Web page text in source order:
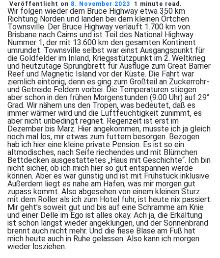
Veröffentlicht on 8. November 2023 1 minute read.
Wir folgen wieder dem Bruce Highway etwa 350 km
Richtung Norden und landen bei dem kleinen Örtchen
Townsville. Der Bruce Highway verläuft 1.700 km von
Brisbane nach Cairns und ist Teil des National Highway
Nummer 1, der mit 13.600 km den gesamten Kontinent
umrundet. Townsville selbst war einst Ausgangspunkt für
die Goldfelder im Inland, Kriegsstützpunkt im 2. Weltkrieg
und heutzutage Sprungbrett für Ausflüge zum Great Barrier
Reef und Magnetic Island vor der Küste. Die Fahrt war
ziemlich eintönig, denn es ging zum Großteil an Zuckerrohr-
und Getreide Feldern vorbei. Die Temperaturen stiegen
aber schon in den frühen Morgenstunden (9.00 Uhr) auf 29°
Grad. Wir nähern uns den Tropen, was bedeutet, daß es
immer wärmer wird und die Luftfeuchtigkeit zunimmt, es
aber nicht unbedingt regnet. Regenzeit ist erst im
Dezember bis März. Hier angekommen, musste ich ja gleich
noch mal los, mir etwas zum futtern besorgen. Bezogen
hab ich hier eine kleine private Pension. Es ist so ein
altmodisches, nach Seife riechendes und mit Blümchen
Bettdecken ausgestattetes „Haus mit Geschichte“. Ich bin
nicht sicher, ob ich mich hier so gut entspannen werde
können. Aber es war günstig und ist mit Frühstück inklusive.
Außerdem liegt es nahe am Hafen, was mir morgen gut
zupass kommt. Also abgesehen von einem kleinen Sturz
mit dem Roller als ich zum Hotel fuhr, ist heute nix passiert.
Mir geht’s soweit gut und bis auf eine Schramme am Knie
und einer Delle im Ego ist alles okay. Ach ja, die Erkältung
ist schon längst wieder angeklungen, und der Sonnenbrand
brennt auch nicht mehr. Und die fiese Blase am Fuß hat
mich heute auch in Ruhe gelassen. Also kann ich morgen
wieder losziehen.